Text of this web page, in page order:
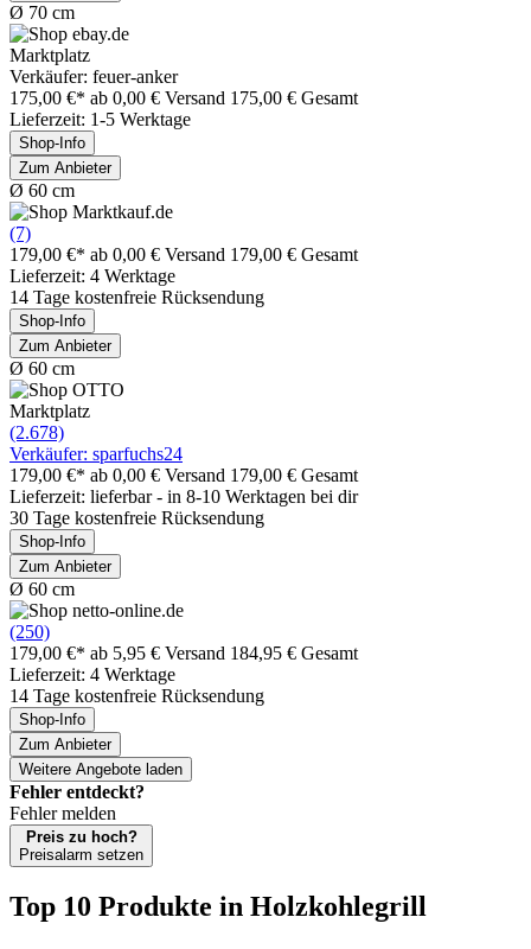
Ø 70 cm
Marktplatz
Verkäufer: feuer-anker
175,00 €* ab 0,00 € Versand 175,00 € Gesamt
Lieferzeit: 1-5 Werktage
Shop-Info
Zum Anbieter
Ø 60 cm
(7)
179,00 €* ab 0,00 € Versand 179,00 € Gesamt
Lieferzeit: 4 Werktage
14 Tage kostenfreie Rücksendung
Shop-Info
Zum Anbieter
Ø 60 cm
Marktplatz
(2.678)
Verkäufer: sparfuchs24
179,00 €* ab 0,00 € Versand 179,00 € Gesamt
Lieferzeit: lieferbar - in 8-10 Werktagen bei dir
30 Tage kostenfreie Rücksendung
Shop-Info
Zum Anbieter
Ø 60 cm
(250)
179,00 €* ab 5,95 € Versand 184,95 € Gesamt
Lieferzeit: 4 Werktage
14 Tage kostenfreie Rücksendung
Shop-Info
Zum Anbieter
Weitere Angebote laden
Fehler entdeckt?
Fehler melden
Preis zu hoch?
Preisalarm setzen
Top 10 Produkte in Holzkohlegrill